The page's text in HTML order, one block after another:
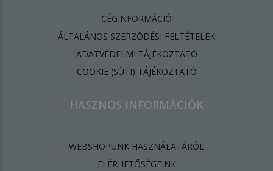
CÉGINFORMÁCIÓ
ÁLTALÁNOS SZERZŐDÉSI FELTÉTELEK
ADATVÉDELMI TÁJÉKOZTATÓ
​COOKIE (SÜTI) TÁJÉKOZTATÓ
HASZNOS INFORMÁCIÓK
WEBSHOPUNK HASZNÁLATÁRÓL
ELÉRHETŐSÉGEINK